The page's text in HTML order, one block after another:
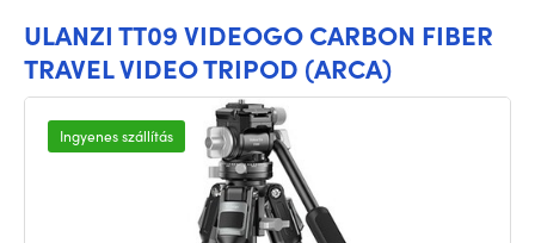
ULANZI TT09 VIDEOGO CARBON FIBER
TRAVEL VIDEO TRIPOD (ARCA)
Ingyenes szállítás